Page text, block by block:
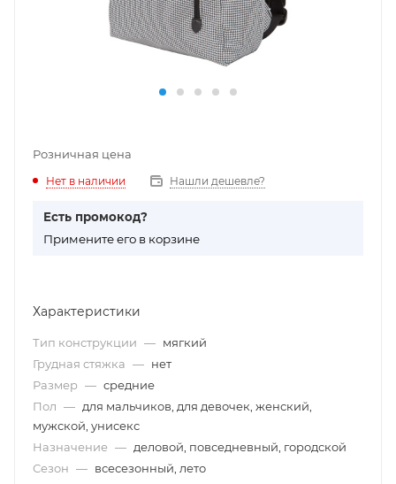
Розничная цена
Нет в наличии Нашли дешевле?
Есть промокод?
Примените его в корзине
Характеристики
Тип конструкции — мягкий
Грудная стяжка — нет
Размер — cредние
Пол — для мальчиков, для девочек, женский,
мужской, унисекс
Назначение — деловой, повседневный, городской
Сезон — всесезонный, лето